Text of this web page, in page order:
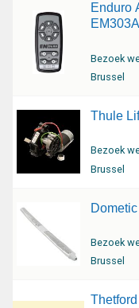
Enduro
Bezoek
Brussel
Thule
Bezoek
Brussel
Bezoek
Brussel